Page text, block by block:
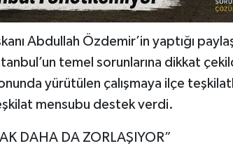
Abdullah Özdemir’in yaptığı
temel sorunlarına dikkat
yürütülen çalışmaya ilçe
mensubu destek verdi.
DAHA DA ZORLAŞIYOR”